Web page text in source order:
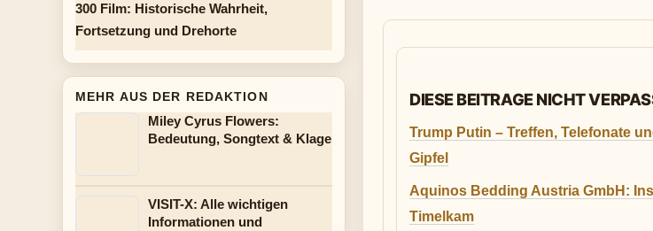
DIESE BEITRAGE NICHT
Trump Putin – Treffen, Telefonate
Gipfel
Aquinos Bedding Austria GmbH:
Timelkam
300 Film: Historische Wahrheit,
Fortsetzung und Drehorte
MEHR AUS DER REDAKTION
Miley Cyrus Flowers:
Bedeutung, Songtext & Klage
VISIT-X: Alle wichtigen
Informationen und